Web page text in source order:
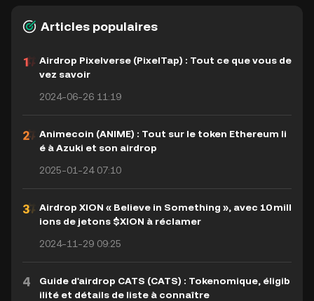
Articles populaires
Airdrop Pixelverse (PixelTap) : Tout ce que vous de
vez savoir
2024-06-26 11:19
Animecoin (ANIME) : Tout sur le token Ethereum li
é à Azuki et son airdrop
2025-01-24 07:10
Airdrop XION « Believe in Something », avec 10 mill
ions de jetons $XION à réclamer
2024-11-29 09:25
4
Guide d'airdrop CATS (CATS) : Tokenomique, éligib
ilité et détails de liste à connaître